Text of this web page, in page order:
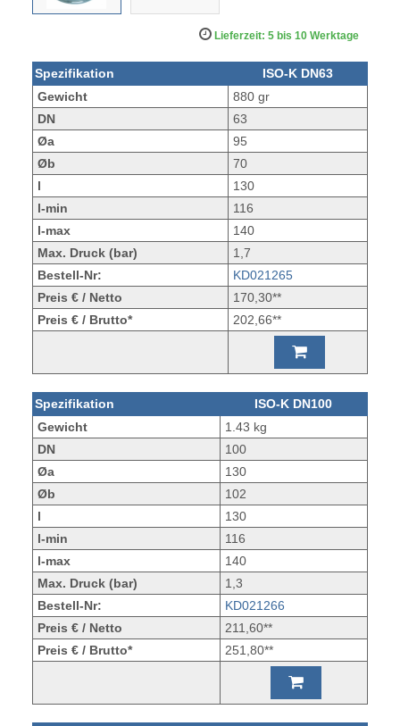
Lieferzeit: 5 bis 10 Werktage
Spezifikation
ISO-K DN63
Gewicht
880 gr
DN
63
Øa
95
Øb
70
l
130
l-min
116
l-max
140
Max. Druck (bar)
1,7
Bestell-Nr:
KD021265
Preis € / Netto
170,30**
Preis € / Brutto*
202,66**
Spezifikation
ISO-K DN100
Gewicht
1.43 kg
DN
100
Øa
130
Øb
102
l
130
l-min
116
l-max
140
Max. Druck (bar)
1,3
Bestell-Nr:
KD021266
Preis € / Netto
211,60**
Preis € / Brutto*
251,80**